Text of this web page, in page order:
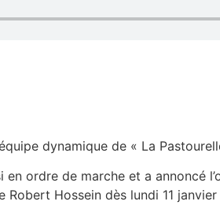
dynamique de « La
ordre de marche et a annoncé
Robert Hossein dès lundi 11